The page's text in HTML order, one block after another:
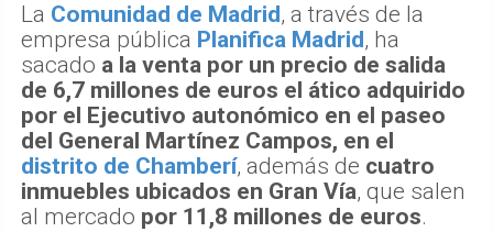
La Comunidad de Madrid, a través de la
empresa pública Planifica Madrid, ha
sacado a la venta por un precio de salida
de 6,7 millones de euros el ático adquirido
por el Ejecutivo autonómico en el paseo
del General Martínez Campos, en el
distrito de Chamberí, además de cuatro
inmuebles ubicados en Gran Vía, que salen
al mercado por 11,8 millones de euros.